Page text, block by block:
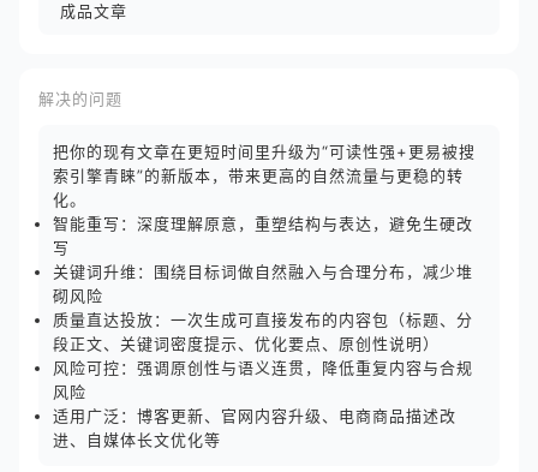
成品文章
解决的问题
把你的现有文章在更短时间里升级为“可读性强+更易被搜
索引擎青睐”的新版本，带来更高的自然流量与更稳的转
化。
智能重写：深度理解原意，重塑结构与表达，避免生硬改
写
关键词升维：围绕目标词做自然融入与合理分布，减少堆
砌风险
质量直达投放：一次生成可直接发布的内容包（标题、分
段正文、关键词密度提示、优化要点、原创性说明）
风险可控：强调原创性与语义连贯，降低重复内容与合规
风险
适用广泛：博客更新、官网内容升级、电商商品描述改
进、自媒体长文优化等